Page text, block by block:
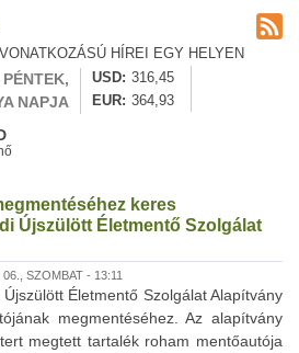
HÍREI EGY HELYEN
NAPJA
USD
316,45
EUR
364,93
keres
Újszülött Életmentő Szolgálat
SZOMBAT - 13:11
Életmentő Szolgálat Alapítvány
megmentéséhez. Az alapítvány
megtett tartalék roham mentőautója